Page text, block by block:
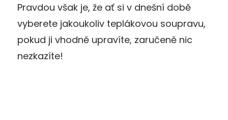
Pravdou však je, že ať si v dnešní době
vyberete jakoukoliv teplákovou soupravu,
pokud ji vhodně upravíte, zaručeně nic
nezkazíte!